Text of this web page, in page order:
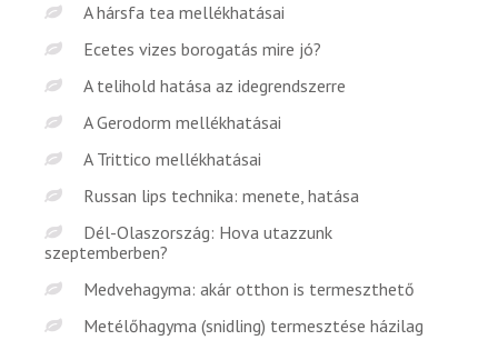
A hársfa tea mellékhatásai
Ecetes vizes borogatás mire jó?
A telihold hatása az idegrendszerre
A Gerodorm mellékhatásai
A Trittico mellékhatásai
Russan lips technika: menete, hatása
Dél-Olaszország: Hova utazzunk
szeptemberben?
Medvehagyma: akár otthon is termeszthető
Metélőhagyma (snidling) termesztése házilag